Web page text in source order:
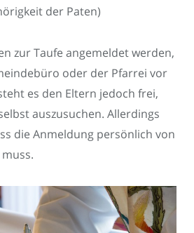
der Paten)
zur Taufe angemeldet werden,
oder der Pfarrei vor
es den Eltern jedoch frei,
auszusuchen. Allerdings
die Anmeldung persönlich von